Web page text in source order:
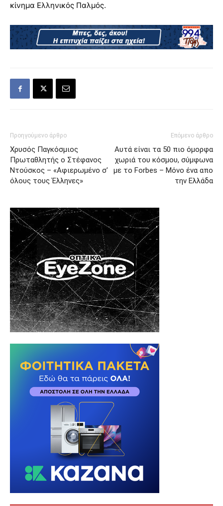
κίνημα Ελληνικός Παλμός.
Προηγούμενο άρθρο
Χρυσός Παγκόσμιος
Πρωταθλητής ο Στέφανος
Ντούσκος – «Αφιερωμένο σ’
όλους τους Έλληνες»
Επόμενο άρθρο
Αυτά είναι τα 50 πιο όμορφα
χωριά του κόσμου, σύμφωνα
με το Forbes – Μόνο ένα απο
την Ελλάδα